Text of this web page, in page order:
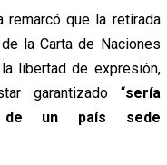
remarcó que la retirada
la Carta de Naciones
libertad de expresión,
garantizado “sería
de un país sede